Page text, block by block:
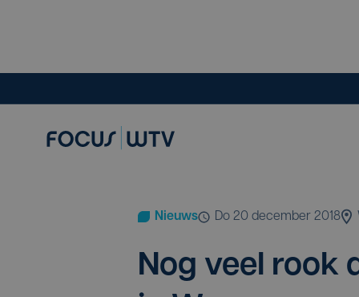
Nieuws do 20 december 2018
Nog veel rook